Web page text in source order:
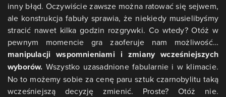
inny błąd. Oczywiście zawsze można ratować się sejwem,
ale konstrukcja fabuły sprawia, że niekiedy musielibyśmy
stracić nawet kilka godzin rozgrywki. Co wtedy? Otóż w
pewnym momencie gra zaoferuje nam możliwość…
manipulacji wspomnieniami i zmiany wcześniejszych
wyborów. Wszystko uzasadnione fabularnie i w klimacie.
No to możemy sobie za cenę paru sztuk czarnobylitu taką
wcześniejszą decyzję zmienić. Proste? Otóż nie.